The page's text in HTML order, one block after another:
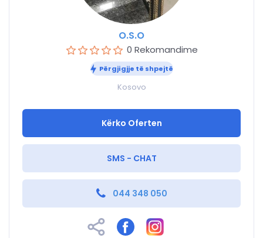
O.S.O
0 Rekomandime
Përgjigjje të shpejtë
Kosovo
Kërko Oferten
SMS - CHAT
044 348 050